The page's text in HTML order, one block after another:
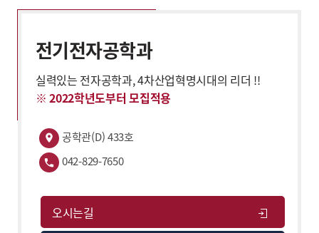
전기전자공학과
실력있는 전자공학과, 4차산업혁명시대의 리더 !!
※ 2022학년도부터 모집적용
공학관(D) 433호
042-829-7650
오시는길